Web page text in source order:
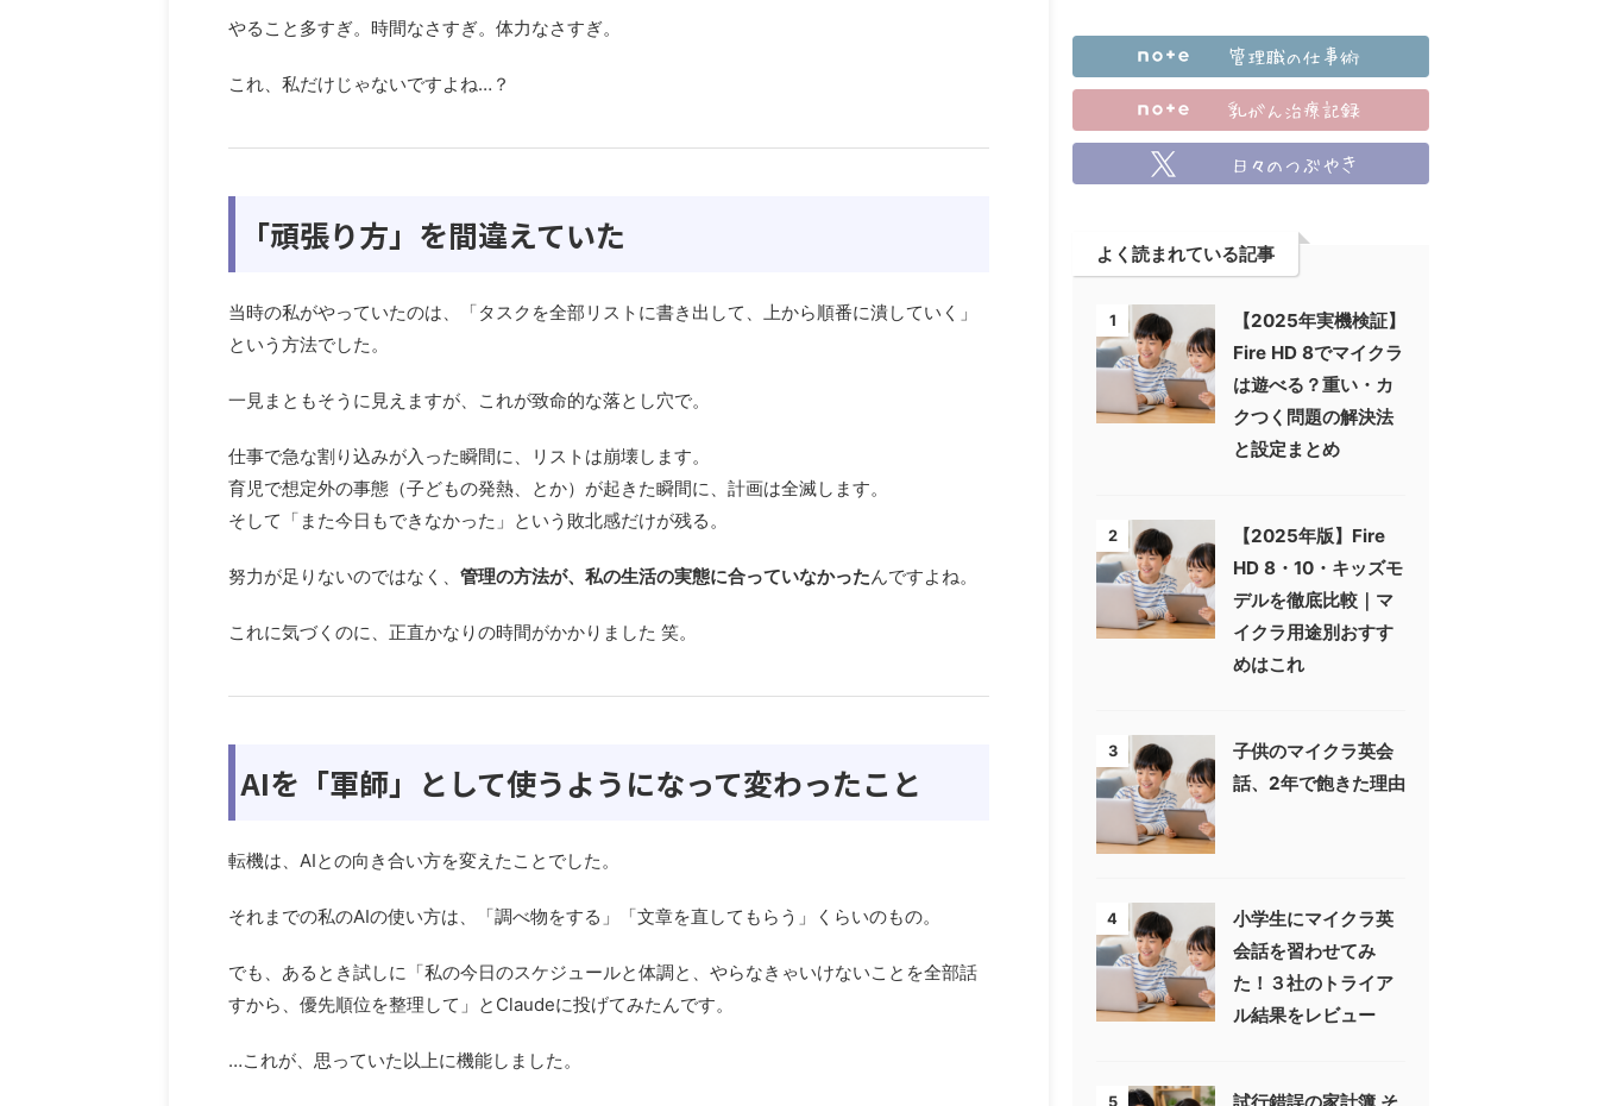
やること多すぎ。時間なさすぎ。体力なさすぎ。
これ、私だけじゃないですよね…？
「頑張り方」を間違えていた
当時の私がやっていたのは、「タスクを全部リストに書き出して、上から順番に潰していく」
という方法でした。
一見まともそうに見えますが、これが致命的な落とし穴で。
仕事で急な割り込みが入った瞬間に、リストは崩壊します。
育児で想定外の事態（子どもの発熱、とか）が起きた瞬間に、計画は全滅します。
そして「また今日もできなかった」という敗北感だけが残る。
努力が足りないのではなく、 管理の方法が、私の生活の実態に合っていなかったんですよね。
これに気づくのに、正直かなりの時間がかかりました 笑。
AIを「軍師」として使うようになって変わったこと
転機は、AIとの向き合い方を変えたことでした。
それまでの私のAIの使い方は、「調べ物をする」「文章を直してもらう」くらいのもの。
でも、あるとき試しに「私の今日のスケジュールと体調と、やらなきゃいけないことを全部話
すから、優先順位を整理して」とClaudeに投げてみたんです。
…これが、思っていた以上に機能しました。
よく読まれている記事
1
【2025年実機検証】
Fire HD 8でマイクラ
は遊べる？重い・カ
クつく問題の解決法
と設定まとめ
2
【2025年版】Fire
HD 8・10・キッズモ
デルを徹底比較｜マ
イクラ用途別おすす
めはこれ
3
子供のマイクラ英会
話、2年で飽きた理由
4
小学生にマイクラ英
会話を習わせてみ
た！３社のトライア
ル結果をレビュー
5